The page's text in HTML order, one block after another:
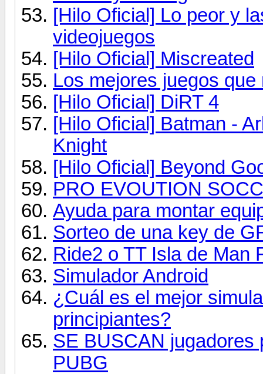
[Hilo Oficial] Lo peor y
videojuegos
[Hilo Oficial] Miscreated
Los mejores juegos
[Hilo Oficial] DiRT 4
[Hilo Oficial] Batman -
Knight
[Hilo Oficial] Beyond
PRO EVOUTION
Ayuda para montar
Sorteo de una key de
Ride2 o TT Isla de Man
Simulador Android
¿Cuál es el mejor
principiantes?
SE BUSCAN jugadores
PUBG